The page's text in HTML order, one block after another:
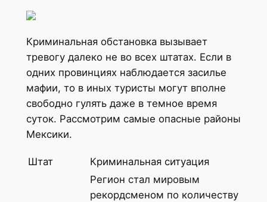
Криминальная обстановка вызывает
тревогу далеко не во всех штатах. Если в
одних провинциях наблюдается засилье
мафии, то в иных туристы могут вполне
свободно гулять даже в темное время
суток. Рассмотрим самые опасные районы
Мексики.
Штат Криминальная ситуация
Регион стал мировым
рекордсменом по количеству